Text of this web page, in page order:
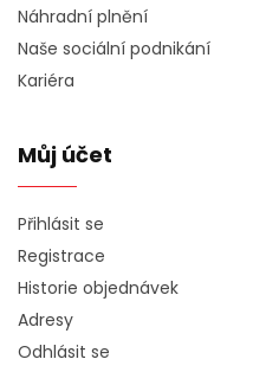
Náhradní plnění
Naše sociální podnikání
Kariéra
Můj účet
Přihlásit se
Registrace
Historie objednávek
Adresy
Odhlásit se